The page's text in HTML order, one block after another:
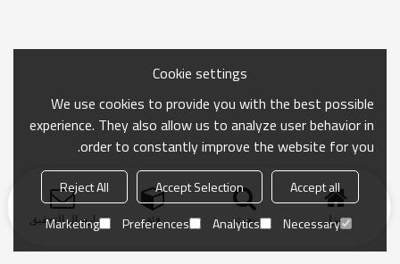
منزل بحث فئة ارسال التحقيق
Cookie settings
We use cookies to provide you with the best possible
experience. They also allow us to analyze user behavior in
order to constantly improve the website for you.
Accept all
Accept Selection
Reject All
Necessary
Analytics
Preferences
Marketing